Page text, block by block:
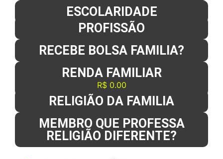
ESCOLARIDADE
PROFISSÃO
RECEBE BOLSA FAMILIA?
RENDA FAMILIAR
R$ 0.00
RELIGIÃO DA FAMILIA
MEMBRO QUE PROFESSA
RELIGIÃO DIFERENTE?